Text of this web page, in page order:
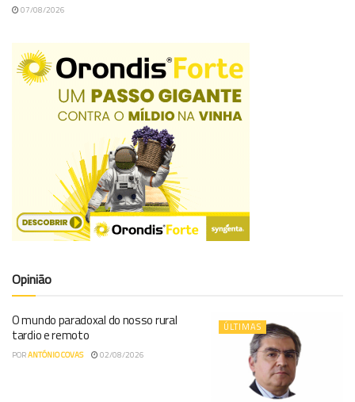
07/08/2026
Opinião
ÚLTIMAS
O mundo paradoxal do nosso rural
tardio e remoto
PORANTÓNIO COVAS 02/08/2026